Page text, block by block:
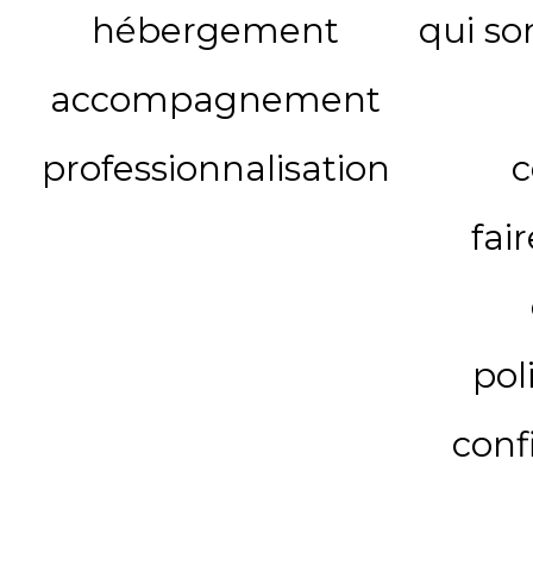
hébergement
accompagnement
professionnalisation
qui